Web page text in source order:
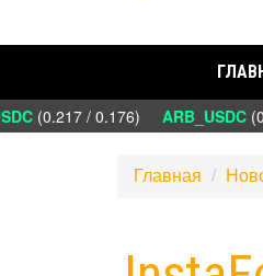
(0.217 / 0.176) ARB_USDC
Главная